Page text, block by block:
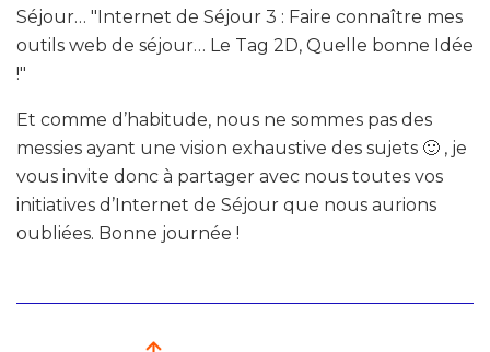
Séjour… "Internet de Séjour 3 : Faire connaître mes
outils web de séjour… Le Tag 2D, Quelle bonne Idée
!"
Et comme d’habitude, nous ne sommes pas des
messies ayant une vision exhaustive des sujets 🙂 , je
vous invite donc à partager avec nous toutes vos
initiatives d’Internet de Séjour que nous aurions
oubliées. Bonne journée !